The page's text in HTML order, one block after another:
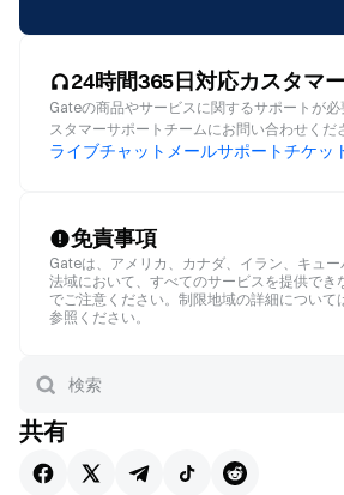
24時間365日対応カスタマ
Gateの商品やサービスに関するサポートが
スタマーサポートチームにお問い合わせくだ
ライブチャット メールサポートチケッ
免責事項
Gateは、アメリカ、カナダ、イラン、キュ
法域において、すべてのサービスを提供でき
でご注意ください。制限地域の詳細について
参照ください。
共有